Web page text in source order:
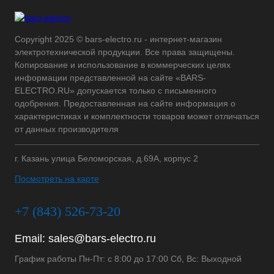
Copyright 2025 © bars-electro.ru - интернет-магазин
электротехнической продукции. Все права защищены.
Копирование и использование в коммерческих целях
информации представленной на сайте «BARS-
ELECTRO.RU» допускается только с письменного
одобрения. Предоставленная на сайте информация о
характеристиках и комплектности товаров может отличаться
от данных производителя
г. Казань улица Беломорская, д.69А, корпус 2
Посмотреть на карте
+7 (843) 526-73-20
Email: sales@bars-electro.ru
График работы Пн-Пт: с 8:00 до 17:00 Сб, Вс: Выходной